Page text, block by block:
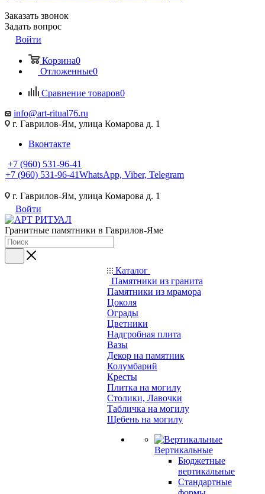
Заказать звонок
Задать вопрос
Войти
Корзина0
Отложенные0
Сравнение товаров0
info@art-ritual76.ru
г. Гаврилов-Ям, улица Комарова д. 1
Вконтакте
+7 (960) 531-96-41
+7 (960) 531-96-41WhatsApp, Viber, Telegram
г. Гаврилов-Ям, улица Комарова д. 1
Войти
Гранитные памятники в Гаврилов-Яме
Каталог
Памятники из гранита
Памятники из мрамора
Цоколя
Ограды
Цветники
Надгробная плита
Вазы
Декор на памятник
Колумбарий
Кресты
Плитка на могилу
Столики, Лавочки
Табличка на могилу
Щебень на могилу
Вертикальные
Бюджетные
вертикальные
Стандартные